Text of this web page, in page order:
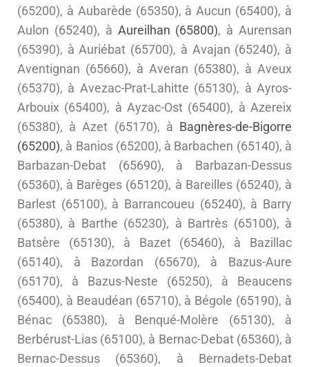
(65200), à Aubarède (65350), à Aucun (65400), à
Aulon (65240), à Aureilhan (65800), à Aurensan
(65390), à Auriébat (65700), à Avajan (65240), à
Aventignan (65660), à Averan (65380), à Aveux
(65370), à Avezac-Prat-Lahitte (65130), à Ayros-
Arbouix (65400), à Ayzac-Ost (65400), à Azereix
(65380), à Azet (65170), à Bagnères-de-Bigorre
(65200), à Banios (65200), à Barbachen (65140), à
Barbazan-Debat (65690), à Barbazan-Dessus
(65360), à Barèges (65120), à Bareilles (65240), à
Barlest (65100), à Barrancoueu (65240), à Barry
(65380), à Barthe (65230), à Bartrès (65100), à
Batsère (65130), à Bazet (65460), à Bazillac
(65140), à Bazordan (65670), à Bazus-Aure
(65170), à Bazus-Neste (65250), à Beaucens
(65400), à Beaudéan (65710), à Bégole (65190), à
Bénac (65380), à Benqué-Molère (65130), à
Berbérust-Lias (65100), à Bernac-Debat (65360), à
Bernac-Dessus (65360), à Bernadets-Debat